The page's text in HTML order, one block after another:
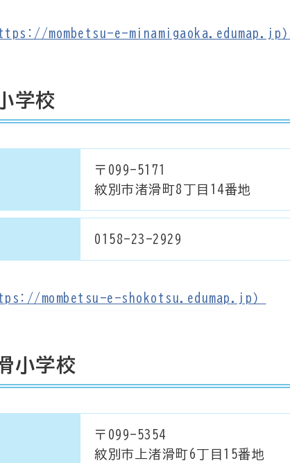
mombetsu-e-minamigaoka.edumap.jp）
学校
〒099-5171
紋別市渚滑町8丁目14番地
0158-23-2929
mombetsu-e-shokotsu.edumap.jp）
小学校
〒099-5354
紋別市上渚滑町6丁目15番地